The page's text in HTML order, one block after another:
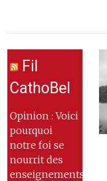
Fil
CathoBel
Opinion : Voici
pourquoi
notre foi se
nourrit des
enseignements